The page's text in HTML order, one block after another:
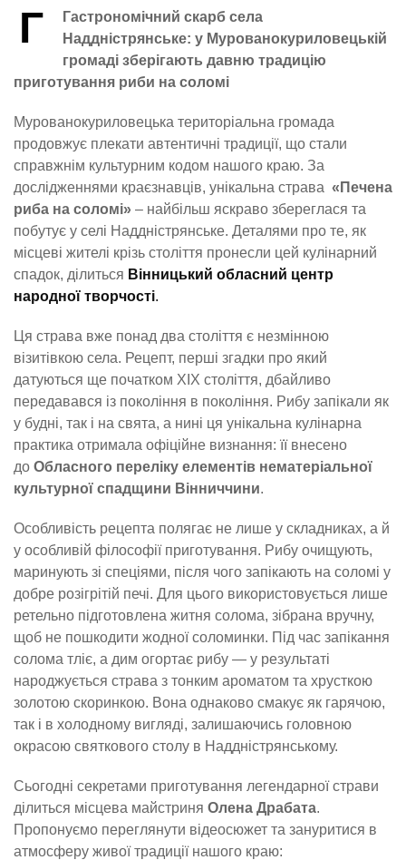
Г
Гастрономічний скарб села
Наддністрянське: у Мурованокуриловецькій
громаді зберігають давню традицію
приготування риби на соломі
Мурованокуриловецька територіальна громада
продовжує плекати автентичні традиції, що стали
справжнім культурним кодом нашого краю. За
дослідженнями краєзнавців, унікальна страва «Печена
риба на соломі» – найбільш яскраво збереглася та
побутує у селі Наддністрянське. Деталями про те, як
місцеві жителі крізь століття пронесли цей кулінарний
спадок, ділиться Вінницький обласний центр
народної творчості.
Ця страва вже понад два століття є незмінною
візитівкою села. Рецепт, перші згадки про який
датуються ще початком XIX століття, дбайливо
передавався із покоління в покоління. Рибу запікали як
у будні, так і на свята, а нині ця унікальна кулінарна
практика отримала офіційне визнання: її внесено
до Обласного переліку елементів нематеріальної
культурної спадщини Вінниччини.
Особливість рецепта полягає не лише у складниках, а й
у особливій філософії приготування. Рибу очищують,
маринують зі спеціями, після чого запікають на соломі у
добре розігрітій печі. Для цього використовується лише
ретельно підготовлена житня солома, зібрана вручну,
щоб не пошкодити жодної соломинки. Під час запікання
солома тліє, а дим огортає рибу — у результаті
народжується страва з тонким ароматом та хрусткою
золотою скоринкою. Вона однаково смакує як гарячою,
так і в холодному вигляді, залишаючись головною
окрасою святкового столу в Наддністрянському.
Сьогодні секретами приготування легендарної страви
ділиться місцева майстриня Олена Драбата.
Пропонуємо переглянути відеосюжет та зануритися в
атмосферу живої традиції нашого краю: